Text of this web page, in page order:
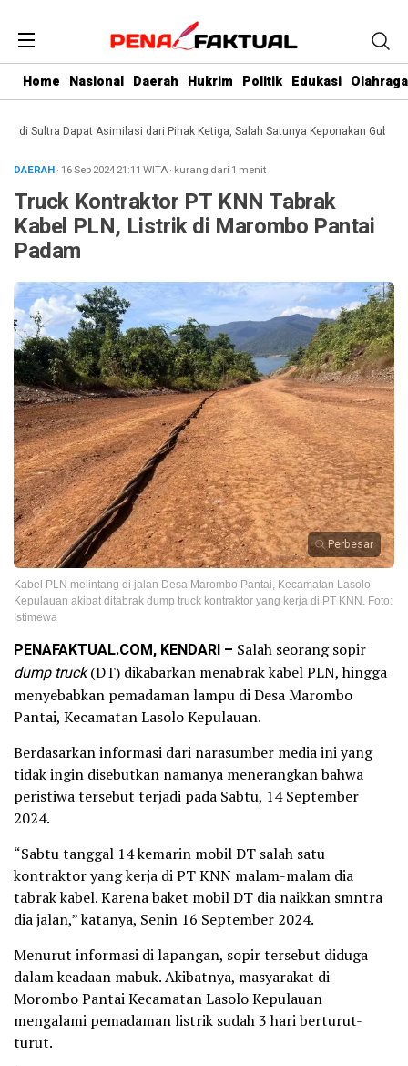
Home Nasional Daerah Hukrim Politik Edukasi Olahraga
Dapat Asimilasi dari Pihak Ketiga, Salah Satunya Keponakan Gubernur
DAERAH· 16 Sep 202421:11 WITA· kurang dari 1 menit
Truck Kontraktor PT KNN Tabrak
Kabel PLN, Listrik di Marombo Pantai
Padam
Perbesar
Kabel PLN melintang di jalan Desa Marombo Pantai, Kecamatan Lasolo
Kepulauan akibat ditabrak dump truck kontraktor yang kerja di PT KNN. Foto:
Istimewa
PENAFAKTUAL.COM, KENDARI – Salah seorang sopir
dump truck(DT) dikabarkan menabrak kabel PLN, hingga
menyebabkan pemadaman lampu di Desa Marombo
Pantai, Kecamatan Lasolo Kepulauan.
Berdasarkan informasi dari narasumber media ini yang
tidak ingin disebutkan namanya menerangkan bahwa
peristiwa tersebut terjadi pada Sabtu, 14 September
2024.
“Sabtu tanggal 14 kemarin mobil DT salah satu
kontraktor yang kerja di PT KNN malam-malam dia
tabrak kabel. Karena baket mobil DT dia naikkan smntra
dia jalan,” katanya, Senin 16 September 2024.
Menurut informasi di lapangan, sopir tersebut diduga
dalam keadaan mabuk. Akibatnya, masyarakat di
Morombo Pantai Kecamatan Lasolo Kepulauan
mengalami pemadaman listrik sudah 3 hari berturut-
turut.